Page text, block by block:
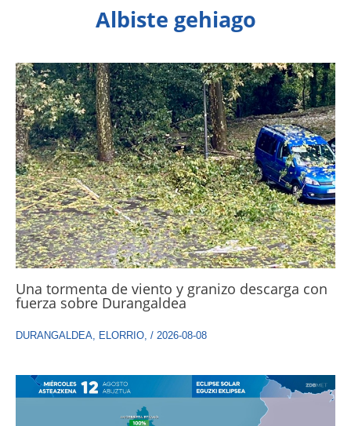
Albiste gehiago
Una tormenta de viento y granizo descarga con
fuerza sobre Durangaldea
DURANGALDEA ELORRIO / 2026-08-08